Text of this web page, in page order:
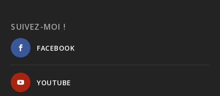
SUIVEZ-MOI !
FACEBOOK
YOUTUBE